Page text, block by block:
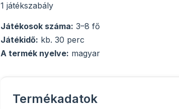
1 játékszabály
Játékosok száma: 3–8 fő
Játékidő: kb. 30 perc
A termék nyelve: magyar
Termékadatok